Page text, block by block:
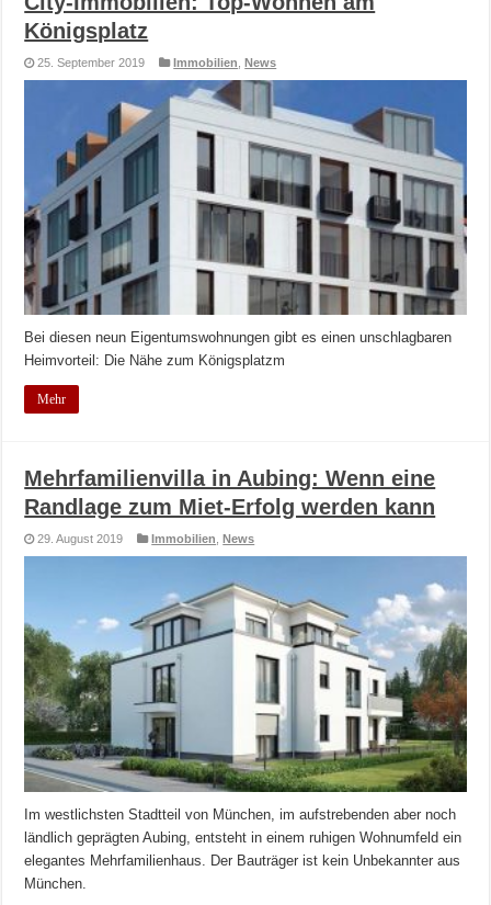
Königsplatz
25. September 2019 Immobilien ,News
Bei diesen neun Eigentumswohnungen gibt es einen unschlagbaren
Heimvorteil: Die Nähe zum Königsplatzm
Mehr
Mehrfamilienvilla in Aubing: Wenn eine
Randlage zum Miet-Erfolg werden kann
29. August 2019 Immobilien News
Im westlichsten Stadtteil von München, im aufstrebenden aber noch
ländlich geprägten Aubing, entsteht in einem ruhigen Wohnumfeld ein
elegantes Mehrfamilienhaus. Der Bauträger ist kein Unbekannter aus
München.